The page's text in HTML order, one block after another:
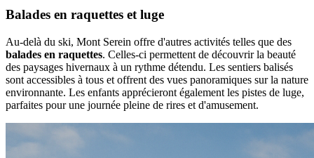
Balades en raquettes et luge
Au-delà du ski, Mont Serein offre d'autres activités telles que des
balades en raquettes. Celles-ci permettent de découvrir la beauté
des paysages hivernaux à un rythme détendu. Les sentiers balisés
sont accessibles à tous et offrent des vues panoramiques sur la nature
environnante. Les enfants apprécieront également les pistes de luge,
parfaites pour une journée pleine de rires et d'amusement.